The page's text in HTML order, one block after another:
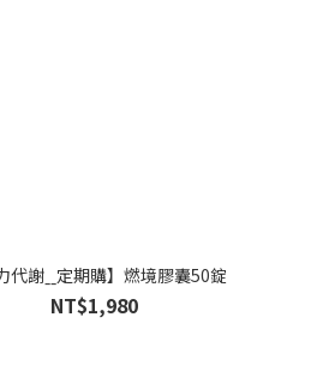
代謝ˍˍ定期購】燃境膠囊50錠
NT$1,980